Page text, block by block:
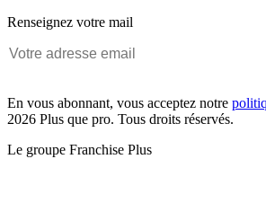
Renseignez votre mail
En vous abonnant, vous acceptez notre
2026 Plus que pro. Tous droits réservés.
Le groupe Franchise Plus